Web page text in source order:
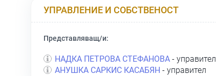
УПРАВЛЕНИЕ И СОБСТВЕНОСТ
Представляващ/и:
НАДКА ПЕТРОВА СТЕФАНОВА - управител
АНУШКА САРКИС КАСАБЯН - управител